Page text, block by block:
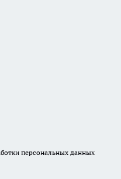
персональных данных